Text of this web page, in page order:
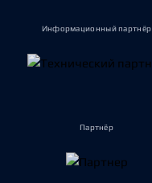
Информационный партнёр
Партнёр